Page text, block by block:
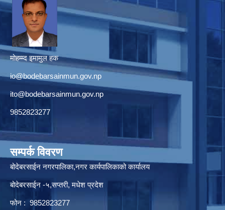
मोहम्म्द इमामुल हक
io@bodebarsainmun.gov.np
ito@bodebarsainmun.gov.np
9852823277
सम्पर्क विवरण
बोदेबरसाईन नगरपालिका,नगर कार्यपालिकाको कार्यालय
बोदेबरसाईन -५,सप्तरी, मधेश प्रदेश
फोन : 9852823277